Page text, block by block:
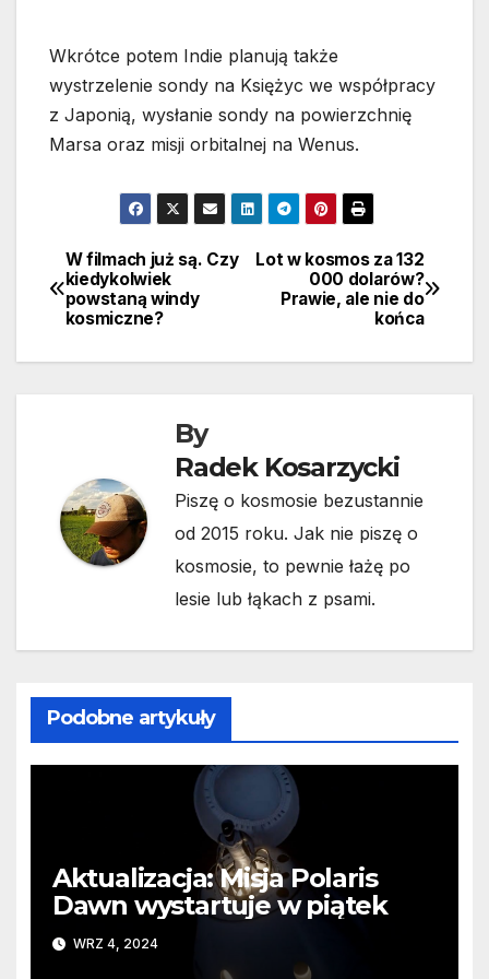
Wkrótce potem Indie planują także
wystrzelenie sondy na Księżyc we współpracy
z Japonią, wysłanie sondy na powierzchnię
Marsa oraz misji orbitalnej na Wenus.
Nawigacja
wpisu
Lot w kosmos za 132
000 dolarów?
Prawie, ale nie do
końca
W filmach już są. Czy
kiedykolwiek
powstaną windy
kosmiczne?
By
Radek Kosarzycki
Piszę o kosmosie bezustannie
od 2015 roku. Jak nie piszę o
kosmosie, to pewnie łażę po
lesie lub łąkach z psami.
Podobne artykuły
Aktualizacja: Misja Polaris
Dawn wystartuje w piątek
WRZ 4, 2024